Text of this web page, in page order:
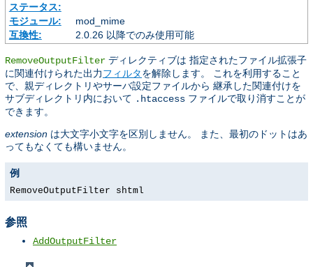
ステータス:
モジュール:
mod_mime
互換性:
2.0.26 以降でのみ使用可能
RemoveOutputFilter ディレクティブは 指定されたファイル拡張子
に関連付けられた出力フィルタを解除します。 これを利用すること
で、親ディレクトリやサーバ設定ファイルから 継承した関連付けを
サブディレクトリ内において .htaccess ファイルで取り消すことが
できます。
extension は大文字小文字を区別しません。 また、最初のドットはあ
ってもなくても構いません。
例
RemoveOutputFilter shtml
参照
AddOutputFilter